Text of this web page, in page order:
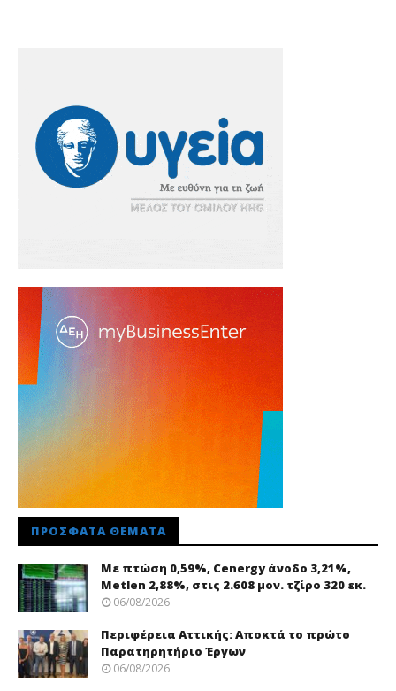
ΠΡΌΣΦΑΤΑ ΘΈΜΑΤΑ
Με πτώση 0,59%, Cenergy άνοδο 3,21%,
Metlen 2,88%, στις 2.608 μον. τζίρο 320 εκ.
06/08/2026
Περιφέρεια Αττικής: Αποκτά το πρώτο
Παρατηρητήριο Έργων
06/08/2026